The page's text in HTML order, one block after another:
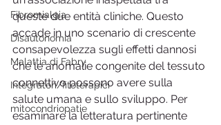
Fibromialgia
Disautonomia
Malattia di Fabry
Integratori/fitoterapici
mitocondriopatie
queste due entità cliniche. Questo
accade in uno scenario di crescente
consapevolezza sugli effetti dannosi
che le anomalie congenite del tessuto
connettivo possono avere sulla
salute umana e sullo sviluppo. Per
esaminare la letteratura pertinente